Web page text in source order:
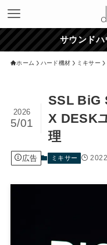
サウンド
ホーム ハード機材 ミキサー
SSL BiG
X DESK
理
2026
5/01
広告 ミキサー